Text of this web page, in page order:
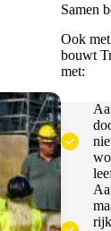
Samen
Ook
bouwt
met: